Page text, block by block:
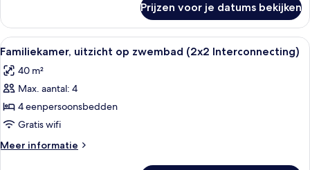
laden
terras,
uitzicht
op
(Sofa
Bed)
Prijzen voor je datums bekijken
Alle
foto's
voor
Familiekamer,
uitzicht
op
zwembad
(2x2
Een hotelkamer met een groot bed,
4
Familiekamer, uitzicht op zwembad (2x2 Interconnecting)
40 m²
Max. aantal: 4
4 eenpersoonsbedden
Gratis wifi
Meer informatie
Meer